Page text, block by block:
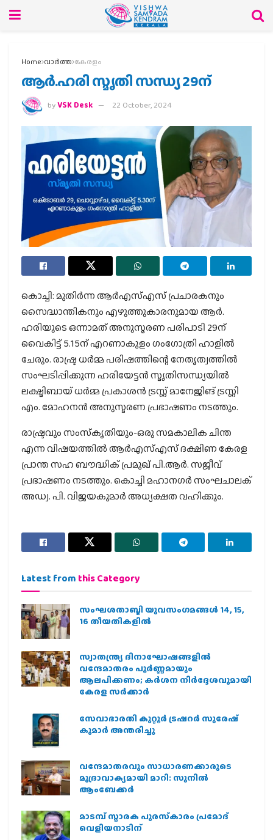
Home വാര്‍ത്ത കേരളം
ആര്‍.ഹരി സ്മൃതി സന്ധ്യ 29ന്
byVSK Desk 22 October, 2024
കൊച്ചി: മുതിര്‍ന്ന ആര്‍എസ്എസ് പ്രചാരകനും
സൈദ്ധാന്തികനും എഴുത്തുകാരനുമായ ആര്‍.
ഹരിയുടെ ഒന്നാമത് അനുസ്മരണ പരിപാടി 29ന്
വൈകിട്ട് 5.15ന് എറണാകുളം ഗംഗോത്രി ഹാളില്‍
ചേരും. രാഷ്ട്ര ധര്‍മ്മ പരിഷത്തിന്റെ നേതൃത്വത്തില്‍
സംഘടിപ്പിക്കുന്ന ഹരിയേട്ടന്‍ സ്മൃതിസന്ധ്യയില്‍
ലക്ഷ്മിബായ് ധര്‍മ്മ പ്രകാശന്‍ ട്രസ്റ്റ് മാനേജിങ് ട്രസ്റ്റി
എം. മോഹനന്‍ അനുസ്മരണ പ്രഭാഷണം നടത്തും.
രാഷ്ട്രവും സംസ്‌കൃതിയും-ഒരു സമകാലിക ചിന്ത
എന്ന വിഷയത്തില്‍ ആര്‍എസ്എസ് ദക്ഷിണ കേരള
പ്രാന്ത സഹ ബൗദ്ധിക് പ്രമുഖ് പി.ആര്‍. സജീവ്
പ്രഭാഷണം നടത്തും. കൊച്ചി മഹാനഗര്‍ സംഘചാലക്
അഡ്വ. പി. വിജയകുമാര്‍ അധ്യക്ഷത വഹിക്കും.
Latest from this Category
സംഘശതാബ്ദി യുവസംഗമങ്ങള്‍ 14, 15,
16 തീയതികളില്‍
സ്വാതന്ത്ര്യ ദിനാഘോഷങ്ങളിൽ
വന്ദേമാതരം പൂർണ്ണമായും
ആലപിക്കണം; കർശന നിർദ്ദേശവുമായി
കേരള സർക്കാർ
സേവാഭാരതി കുറ്റൂർ ട്രഷറർ സുരേഷ്
കുമാർ അന്തരിച്ചു
വന്ദേമാതരവും സാധാരണക്കാരുടെ
മുദ്രാവാക്യമായി മാറി: സുനിൽ
ആംബേക്കർ
മാടമ്പ് സ്മാരക പുരസ്‌കാരം പ്രമോദ്
വെളിയനാടിന്